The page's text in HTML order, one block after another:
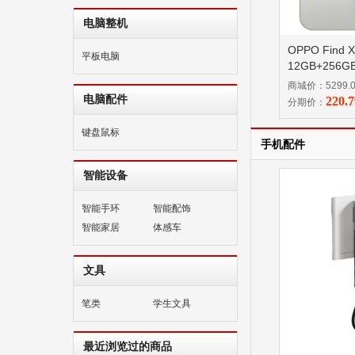
电脑整机
平板电脑
电脑配件
键盘鼠标
智能设备
智能手环
智能配饰
智能家居
体感车
文具
笔类 学生文具
最近浏览过的商品
OPPO Find
7500mAh大
商城价：
分期价：
手机配件